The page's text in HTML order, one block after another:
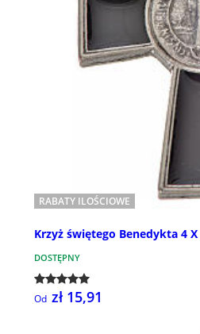
RABATY ILOŚCIOWE
Krzyż świętego Benedykta 4
DOSTĘPNY
Od zł 15,91